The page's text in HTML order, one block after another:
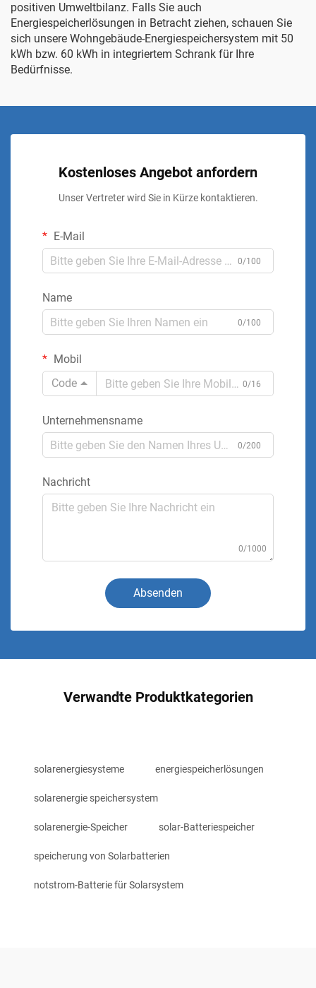
positiven Umweltbilanz. Falls Sie auch
Energiespeicherlösungen in Betracht ziehen, schauen Sie
sich unsere Wohngebäude-Energiespeichersystem mit 50
kWh bzw. 60 kWh in integriertem Schrank für Ihre
Bedürfnisse.
Kostenloses Angebot anfordern
Unser Vertreter wird Sie in Kürze kontaktieren.
E-Mail
0/100
Name
0/100
Mobil
Code
0/16
Unternehmensname
0/200
Nachricht
0/1000
Absenden
Verwandte Produktkategorien
solarenergiesysteme energiespeicherlösungen
solarenergie speichersystem
solarenergie-Speicher solar-Batteriespeicher
speicherung von Solarbatterien
notstrom-Batterie für Solarsystem